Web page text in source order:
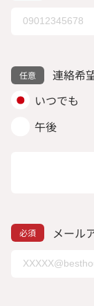
連絡希
いつでも
午後
メール